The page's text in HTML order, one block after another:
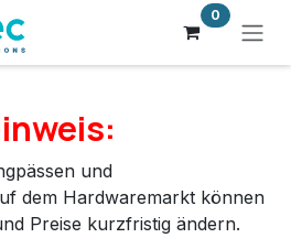
0
und
dem Hardwaremarkt können
Preise kurzfristig ändern.